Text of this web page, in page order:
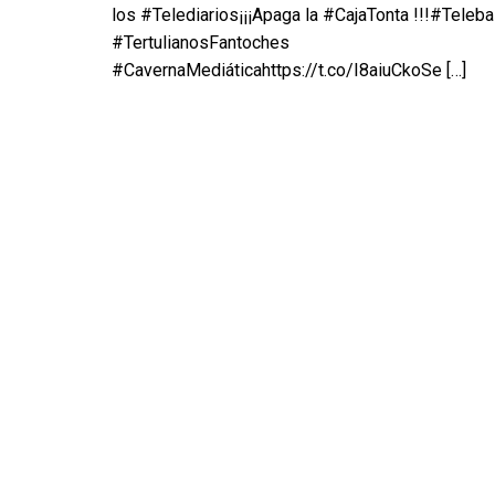
los #Telediarios¡¡¡Apaga la #CajaTonta
#TertulianosFantoches
#CavernaMediáticahttps://t.co/I8aiuCkoSe[…]